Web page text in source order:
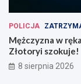
POLICJA
Mężczyzna w
Złotoryi szokuje!
8 sierpnia 2026